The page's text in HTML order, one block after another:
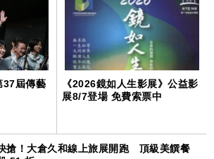
37屆傳藝
《2026鏡如人生影展》公益影
展8/7登場 免費索票中
搶！大倉久和線上旅展開跑 頂級美饌餐